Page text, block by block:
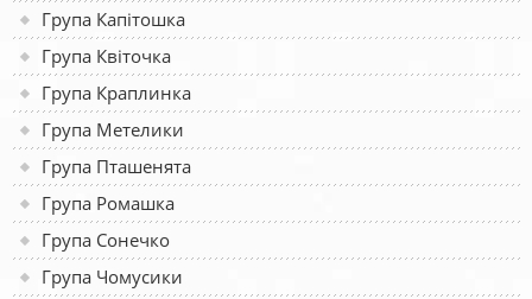
Група Капітошка
Група Квіточка
Група Краплинка
Група Метелики
Група Пташенята
Група Ромашка
Група Сонечко
Група Чомусики